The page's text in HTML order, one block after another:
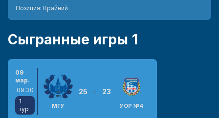
Позиция: Крайний
Сыгранные игры 1
09
мар.
09:30
1
тур
МГУ
25 : 23
УОР №4